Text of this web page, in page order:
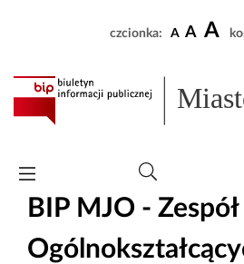
czcionka: A A A
BIP MJO - Zespół